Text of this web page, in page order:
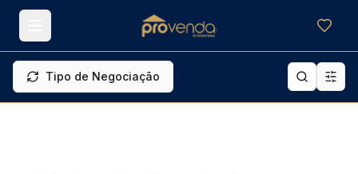
Tipo de Negociação